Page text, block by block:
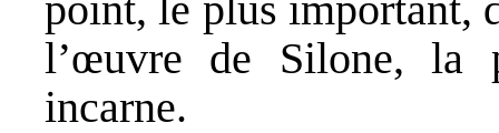
l’œuvre de Silone, la
incarne.